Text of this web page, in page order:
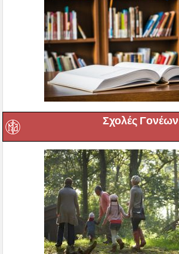
Σχολές Γονέων